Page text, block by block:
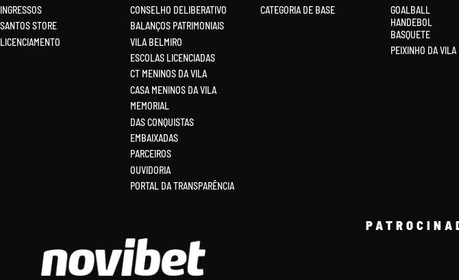
INGRESSOS
SANTOS STORE
LICENCIAMENTO
CONSELHO DELIBERATIVO
BALANÇOS PATRIMONIAIS
VILA BELMIRO
ESCOLAS LICENCIADAS
CT MENINOS DA VILA
CASA MENINOS DA VILA
MEMORIAL
DAS CONQUISTAS
EMBAIXADAS
PARCEIROS
OUVIDORIA
PORTAL DA TRANSPARÊNCIA
CATEGORIA DE BASE
GOALBALL
HANDEBOL
BASQUETE
PEIXINHO DA VILA